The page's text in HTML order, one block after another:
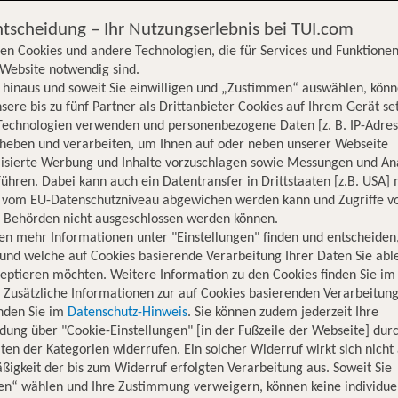
Hotelinformationen Lage Bewertungen
– Ihr Nutzungserlebnis bei TUI.com
Cookies und andere Technologien, die für Services und
notwendig sind.
und soweit Sie einwilligen und „Zustimmen“ auswählen,
bis zu fünf Partner als Drittanbieter Cookies auf Ihrem Gerät
verwenden und personenbezogene Daten [z. B. IP-
und verarbeiten, um Ihnen auf oder neben unserer Webseite
Werbung und Inhalte vorzuschlagen sowie Messungen und
Dabei kann auch ein Datentransfer in Drittstaaten [z.B. USA]
EU-Datenschutzniveau abgewichen werden kann und Zugriffe
nicht ausgeschlossen werden können.
mehr Informationen unter "Einstellungen" finden und
welche auf Cookies basierende Verarbeitung Ihrer Daten Sie
möchten. Weitere Information zu den Cookies finden Sie im
Zusätzliche Informationen zur auf Cookies basierenden
Sie im Datenschutz-Hinweis. Sie können zudem jederzeit Ihre
über "Cookie-Einstellungen" [in der Fußzeile der Webseite]
der Kategorien widerrufen. Ein solcher Widerruf wirkt sich nicht
der bis zum Widerruf erfolgten Verarbeitung aus. Soweit Sie
wählen und Ihre Zustimmung verweigern, können keine